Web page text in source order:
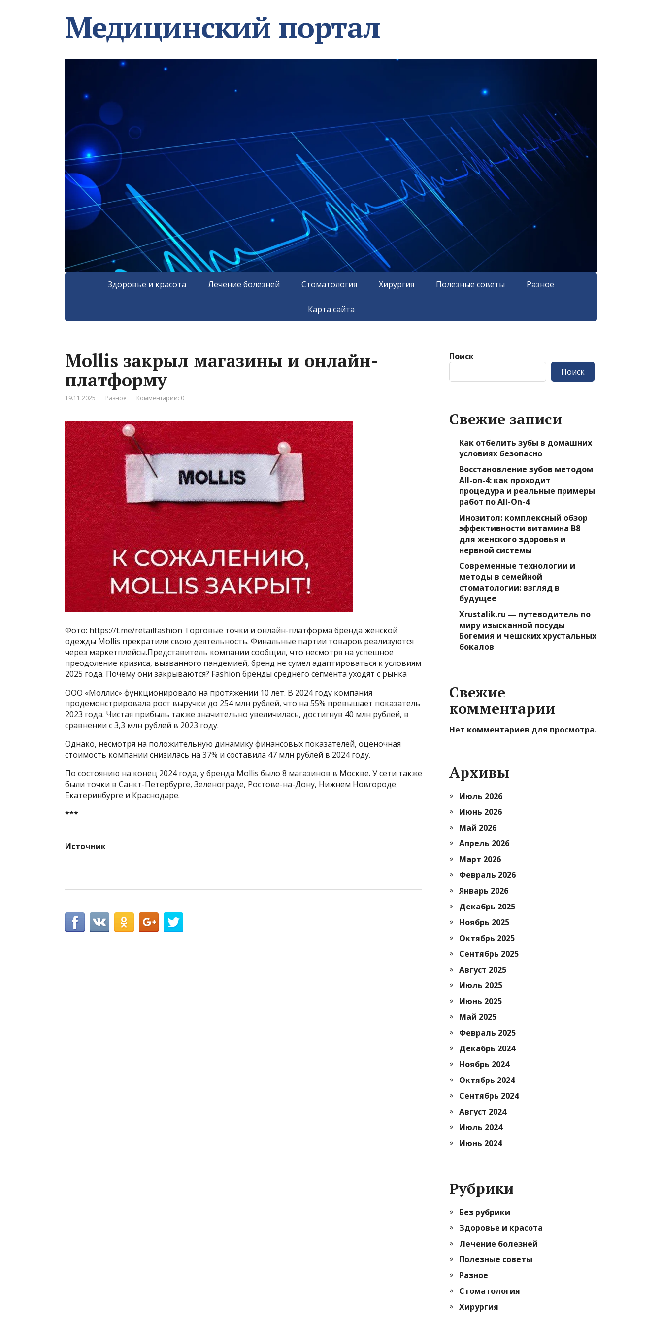
Медицинский портал
Здоровье и красота Лечение болезней Стоматология Хирургия Полезные советы Разное
Карта сайта
Mollis закрыл магазины и онлайн-
платформу
19.11.2025 Разное Комментарии: 0
Фото: https://t.me/retailfashion Торговые точки и онлайн-платформа бренда женской
одежды Mollis прекратили свою деятельность. Финальные партии товаров реализуются
через маркетплейсы.Представитель компании сообщил, что несмотря на успешное
преодоление кризиса, вызванного пандемией, бренд не сумел адаптироваться к условиям
2025 года. Почему они закрываются? Fashion бренды среднего сегмента уходят с рынка
ООО «Моллис» функционировало на протяжении 10 лет. В 2024 году компания
продемонстрировала рост выручки до 254 млн рублей, что на 55% превышает показатель
2023 года. Чистая прибыль также значительно увеличилась, достигнув 40 млн рублей, в
сравнении с 3,3 млн рублей в 2023 году.
Однако, несмотря на положительную динамику финансовых показателей, оценочная
стоимость компании снизилась на 37% и составила 47 млн рублей в 2024 году.
По состоянию на конец 2024 года, у бренда Mollis было 8 магазинов в Москве. У сети также
были точки в Санкт-Петербурге, Зеленограде, Ростове-на-Дону, Нижнем Новгороде,
Екатеринбурге и Краснодаре.
***
Источник
Поиск
Поиск
Свежие записи
Как отбелить зубы в домашних
условиях безопасно
Восстановление зубов методом
All-on-4: как проходит
процедура и реальные примеры
работ по All-On-4
Инозитол: комплексный обзор
эффективности витамина B8
для женского здоровья и
нервной системы
Современные технологии и
методы в семейной
стоматологии: взгляд в
будущее
Xrustalik.ru — путеводитель по
миру изысканной посуды
Богемия и чешских хрустальных
бокалов
Свежие
комментарии
Нет комментариев для просмотра.
Архивы
Июль 2026
Июнь 2026
Май 2026
Апрель 2026
Март 2026
Февраль 2026
Январь 2026
Декабрь 2025
Ноябрь 2025
Октябрь 2025
Сентябрь 2025
Август 2025
Июль 2025
Июнь 2025
Май 2025
Февраль 2025
Декабрь 2024
Ноябрь 2024
Октябрь 2024
Сентябрь 2024
Август 2024
Июль 2024
Июнь 2024
Рубрики
Без рубрики
Здоровье и красота
Лечение болезней
Полезные советы
Разное
Стоматология
Хирургия